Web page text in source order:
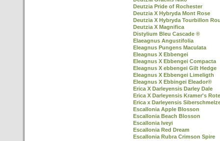
Deutzia Pride of Rochester
Deutzia X Hybryda Mont Rose
Deutzia X Hybryda Tourbillon
Deutzia X Magnifica
Distylium Bleu Cascade ®
Elaeagnus Angustifolia
Eleagnus Pungens Maculata
Eleagnus X Ebbengei
Eleagnus X Ebbengei Compacta
Eleagnus X ebbengei Gilt Hedge
Eleagnus X Ebbengei Limeligth
Eleagnus X Ebbingei Eleador®
Erica X Darleyensis Darley Dale
Erica X Darleyensis Kramer's Rote
Erica x Darleyensis
Escallonia Apple Blosson
Escallonia Beach Blosson
Escallonia Iveyi
Escallonia Red Dream
Escallonia Rubra Crimson Spire